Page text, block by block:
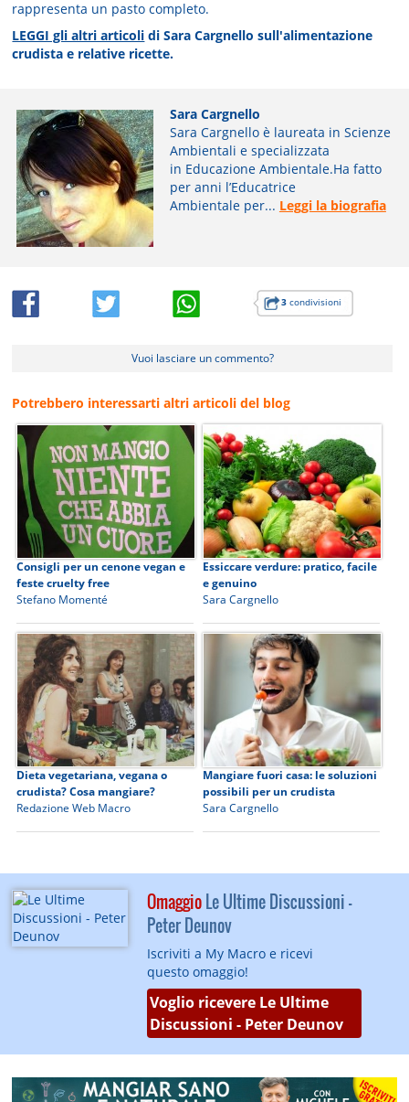
rappresenta un pasto completo.
LEGGI gli altri articoli di Sara Cargnello sull'alimentazione
crudista e relative ricette.
Sara Cargnello
Sara Cargnello è laureata in Scienze
Ambientali e specializzata
in Educazione Ambientale.Ha fatto
per anni l’Educatrice
Ambientale per... Leggi la biografia
3condivisioni
Vuoi lasciare un commento?
Potrebbero interessarti altri articoli del blog
Consigli per un cenone vegan e
feste cruelty free
Stefano Momenté
Essiccare verdure: pratico, facile
e genuino
Sara Cargnello
Dieta vegetariana, vegana o
crudista? Cosa mangiare?
Redazione Web Macro
Mangiare fuori casa: le soluzioni
possibili per un crudista
Sara Cargnello
OmaggioLe Ultime Discussioni -
Peter Deunov
Iscriviti a My Macro e ricevi
questo omaggio!
Voglio ricevere Le Ultime
Discussioni - Peter Deunov